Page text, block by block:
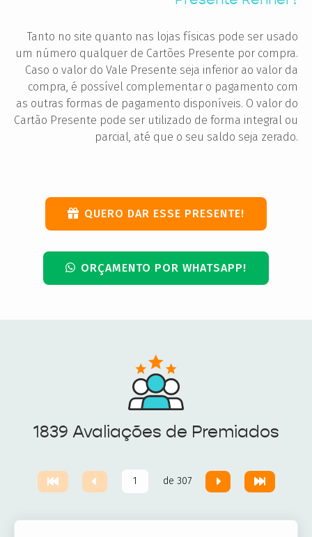
Tanto no site quanto nas lojas físicas pode ser usado
um número qualquer de Cartões Presente por compra.
Caso o valor do Vale Presente seja inferior ao valor da
compra, é possível complementar o pagamento com
as outras formas de pagamento disponíveis. O valor do
Cartão Presente pode ser utilizado de forma integral ou
parcial, até que o seu saldo seja zerado.
QUERO DAR ESSE PRESENTE!
ORÇAMENTO POR WHATSAPP!
1839 Avaliações de Premiados
de 307